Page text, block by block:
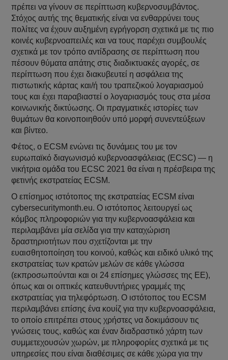
πρέπει να γίνουν σε περίπτωση κυβερνοσυμβάντος.
Στόχος αυτής της θεματικής είναι να ενθαρρύνει τους
πολίτες να έχουν αυξημένη εγρήγορση σχετικά με τις πιο
κοινές κυβερνοαπειλές και να τους παρέχει συμβουλές
σχετικά με τον τρόπο αντίδρασης σε περίπτωση που
πέσουν θύματα απάτης στις διαδικτυακές αγορές, σε
περίπτωση που έχει διακυβευτεί η ασφάλεια της
πιστωτικής κάρτας και/ή του τραπεζικού λογαριασμού
τους και έχει παραβιαστεί ο λογαριασμός τους στα μέσα
κοινωνικής δικτύωσης. Οι πραγματικές ιστορίες των
θυμάτων θα κοινοποιηθούν υπό μορφή συνεντεύξεων
και βίντεο.
Φέτος, ο ECSM ενώνει τις δυνάμεις του με τον
ευρωπαϊκό διαγωνισμό κυβερνοασφάλειας (ECSC) — η
νικήτρια ομάδα του ECSC 2021 θα είναι η πρέσβειρα της
φετινής εκστρατείας ECSM.
Ο επίσημος ιστότοπος της εκστρατείας ECSM είναι
cybersecuritymonth.eu. Ο ιστότοπος λειτουργεί ως
κόμβος πληροφοριών για την κυβερνοασφάλεια και
περιλαμβάνει μία σελίδα για την καταχώριση
δραστηριοτήτων που σχετίζονται με την
ευαισθητοποίηση του κοινού, καθώς και ειδικό υλικό της
εκστρατείας των κρατών μελών σε κάθε γλώσσα
(εκπροσωπούνται και οι 24 επίσημες γλώσσες της ΕΕ),
όπως και οι οπτικές κατευθυντήριες γραμμές της
εκστρατείας για τηλεφόρτωση. Ο ιστότοπος του ECSM
περιλαμβάνει επίσης ένα κουίζ για την κυβερνοασφάλεια,
το οποίο επιτρέπει στους χρήστες να δοκιμάσουν τις
γνώσεις τους, καθώς και έναν διαδραστικό χάρτη των
συμμετεχουσών χωρών, με πληροφορίες σχετικά με τις
υπηρεσίες που είναι διαθέσιμες σε κάθε χώρα για την